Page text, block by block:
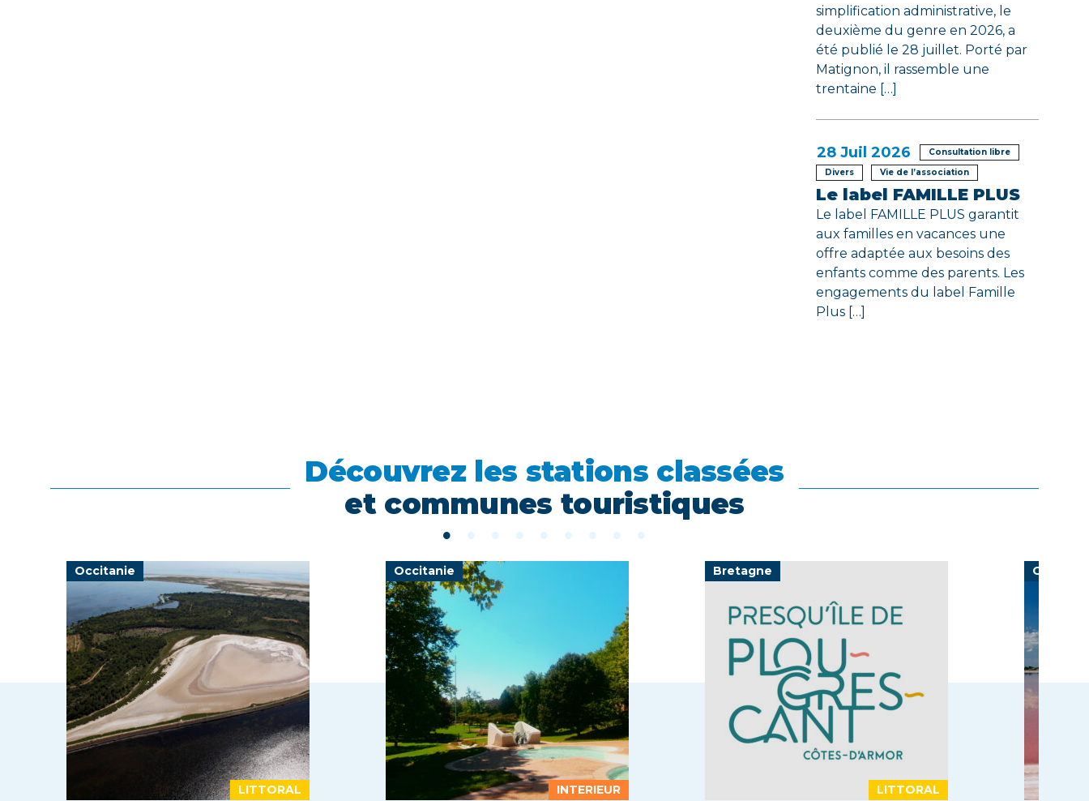
simplification administrative, le
deuxième du genre en 2026, a
été publié le 28 juillet. Porté par
Matignon, il rassemble une
trentaine […]
28 Juil 2026
Consultation libre
Divers
Vie de l’association
Le label FAMILLE PLUS
Le label FAMILLE PLUS garantit
aux familles en vacances une
offre adaptée aux besoins des
enfants comme des parents. Les
engagements du label Famille
Plus […]
Découvrez les stations classées
et communes touristiques
Occitanie
LITTORAL
Occitanie
INTERIEUR
Bretagne
LITTORAL